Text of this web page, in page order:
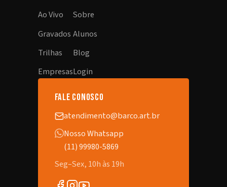
Ao Vivo
Gravados
Trilhas
Empresas
Sobre
Alunos
Blog
Login
fale conosco
atendimento@barco.art.br
Nosso Whatsapp
(11) 99980-5869
Seg–Sex, 10h às 19h